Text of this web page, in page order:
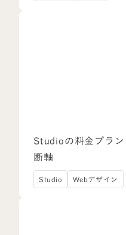
Studioの料金プラ
断軸
Studio Webデザイン